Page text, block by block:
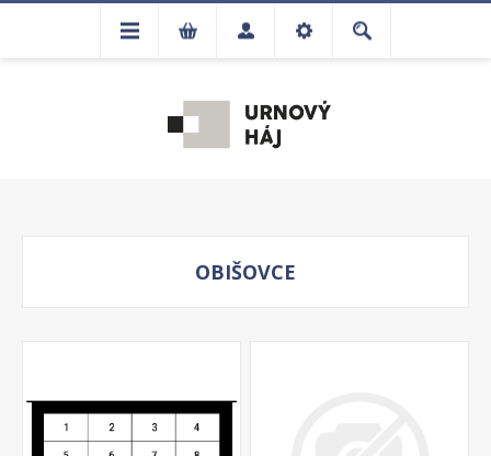
OBIŠOVCE